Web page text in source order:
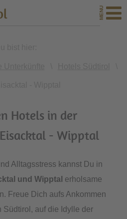
Hotels in der
- Wipptal
Alltagsstress kannst Du in
und Wipptal erholsame
Freue Dich aufs Ankommen
Südtirol, auf die Idylle der